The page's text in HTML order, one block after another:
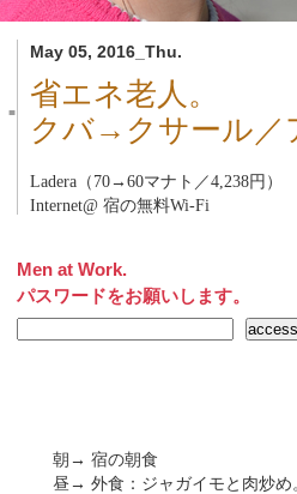
May 05, 2016_Thu.
■
省エネ老人。
クバ→クサール／
Ladera（70→60マナト／4,238円）
Internet@ 宿の無料Wi-Fi
Men at Work.
パスワードをお願いします。
朝→ 宿の朝食
昼→ 外食：ジャガイモと肉炒め